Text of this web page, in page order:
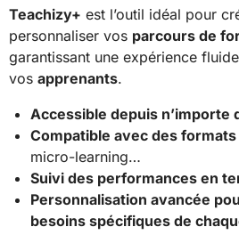
Teachizy+ est l’outil idéal pour
personnaliser vos parcours de
garantissant une expérience
vos apprenants.
Accessible depuis n’importe
Compatible avec des
micro-learning…
Suivi des performances en
Personnalisation avancée
besoins spécifiques de